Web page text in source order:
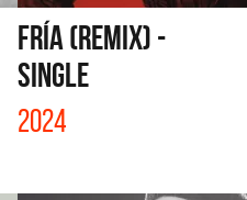
FRÍA (REMIX) -
SINGLE
2024